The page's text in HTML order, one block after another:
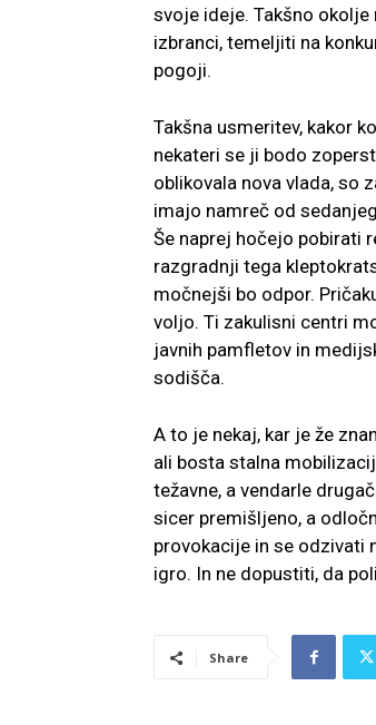
svoje ideje. Takšno
izbranci, temeljiti na
pogoji.
Takšna usmeritev, kakor
nekateri se ji bodo
oblikovala nova vlada, so
imajo namreč od
Še naprej hočejo pobirati
razgradnji tega
močnejši bo odpor.
voljo. Ti zakulisni centri
javnih pamfletov in
sodišča.
A to je nekaj, kar je že
ali bosta stalna
težavne, a vendarle
sicer premišljeno, a
provokacije in se odzivati
igro. In ne dopustiti, da
Share